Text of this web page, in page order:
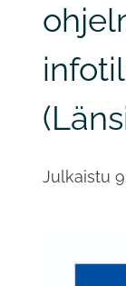
Julkaistu